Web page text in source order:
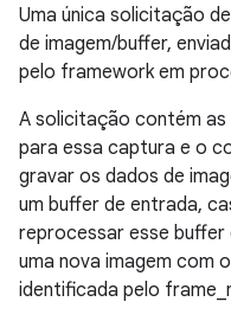
Uma única solicitação
de imagem/buffer,
pelo framework em
A solicitação contém
para essa captura e o
gravar os dados de
um buffer de entrada,
reprocessar esse
uma nova imagem com
identificada pelo